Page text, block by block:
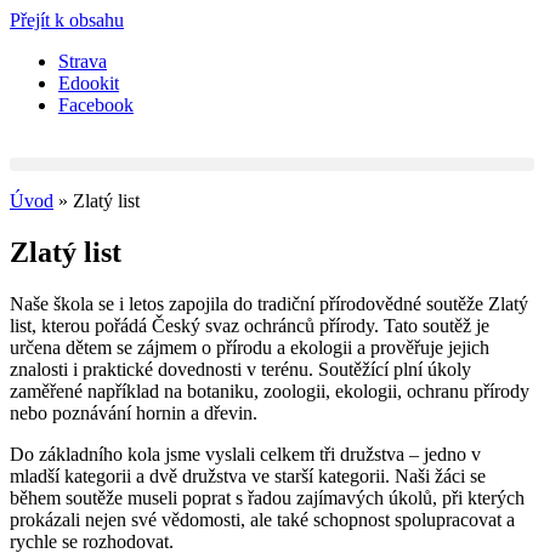
Přejít k obsahu
Strava
Edookit
Facebook
Úvod » Zlatý list
Zlatý list
Naše škola se i letos zapojila do tradiční přírodovědné soutěže Zlatý
list, kterou pořádá Český svaz ochránců přírody. Tato soutěž je
určena dětem se zájmem o přírodu a ekologii a prověřuje jejich
znalosti i praktické dovednosti v terénu. Soutěžící plní úkoly
zaměřené například na botaniku, zoologii, ekologii, ochranu přírody
nebo poznávání hornin a dřevin.
Do základního kola jsme vyslali celkem tři družstva – jedno v
mladší kategorii a dvě družstva ve starší kategorii. Naši žáci se
během soutěže museli poprat s řadou zajímavých úkolů, při kterých
prokázali nejen své vědomosti, ale také schopnost spolupracovat a
rychle se rozhodovat.